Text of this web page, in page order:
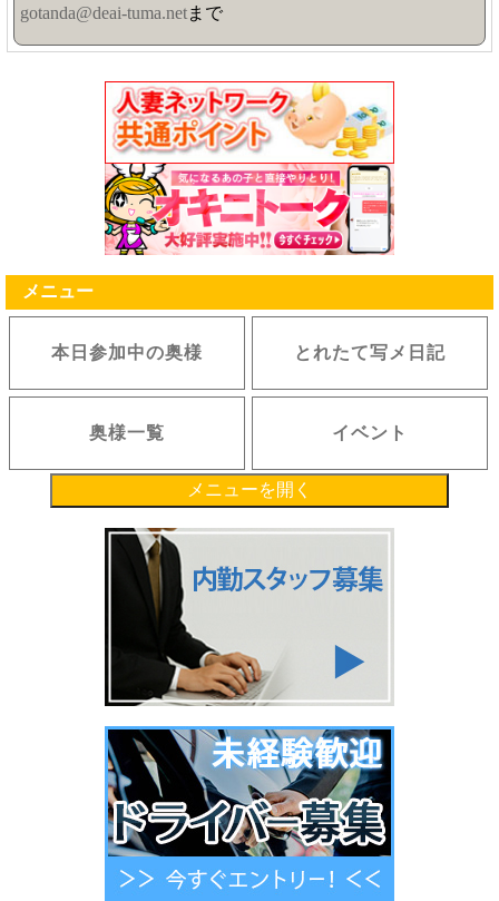
gotanda@deai-tuma.netまで
メニュー
本日参加中の奥様 とれたて写メ日記
奥様一覧 イベント
メニューを開く